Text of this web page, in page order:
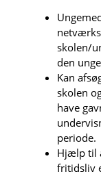
skolen/
den
Kan
skolen
have
periode.
Hjælp til
fritidsliv